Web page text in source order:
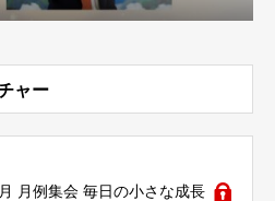
ャー
月例集会 毎日の小さな成長